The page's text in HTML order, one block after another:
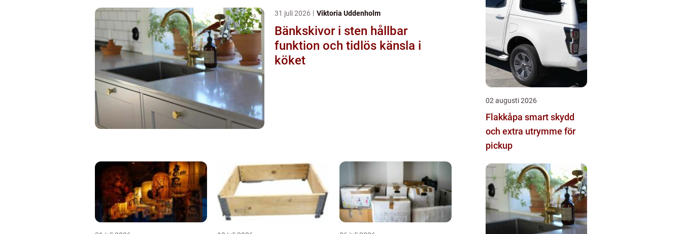
31 juli 2026 Viktoria Uddenholm
Bänkskivor i sten hållbar
funktion och tidlös känsla i
köket
02 augusti 2026
Flakkåpa smart skydd
och extra utrymme för
pickup